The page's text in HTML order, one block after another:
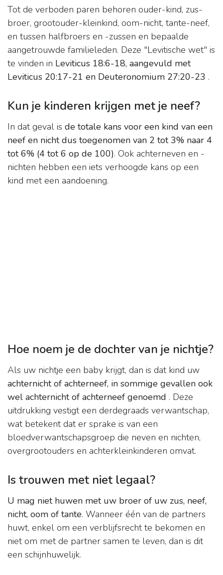
Tot de verboden paren behoren ouder-kind, zus-
broer, grootouder-kleinkind, oom-nicht, tante-neef,
en tussen halfbroers en -zussen en bepaalde
aangetrouwde familieleden. Deze "Levitische wet" is
te vinden in Leviticus 18:6-18, aangevuld met
Leviticus 20:17-21 en Deuteronomium 27:20-23 .
Kun je kinderen krijgen met je neef?
In dat geval is de totale kans voor een kind van een
neef en nicht dus toegenomen van 2 tot 3% naar 4
tot 6% (4 tot 6 op de 100). Ook achterneven en -
nichten hebben een iets verhoogde kans op een
kind met een aandoening.
Hoe noem je de dochter van je nichtje?
Als uw nichtje een baby krijgt, dan is dat kind uw
achternicht of achterneef, in sommige gevallen ook
wel achternicht of achterneef genoemd . Deze
uitdrukking vestigt een derdegraads verwantschap,
wat betekent dat er sprake is van een
bloedverwantschapsgroep die neven en nichten,
overgrootouders en achterkleinkinderen omvat.
Is trouwen met niet legaal?
U mag niet huwen met uw broer of uw zus, neef,
nicht, oom of tante. Wanneer één van de partners
huwt, enkel om een verblijfsrecht te bekomen en
niet om met de partner samen te leven, dan is dit
een schijnhuwelijk.